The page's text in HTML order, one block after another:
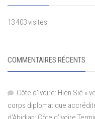
13 403 visites
COMMENTAIRES RÉCENTS
Côte d'Ivoire: Hien Sié «
corps diplomatique